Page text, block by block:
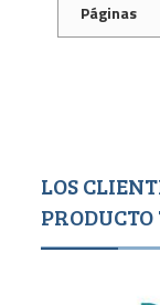
Páginas
LOS